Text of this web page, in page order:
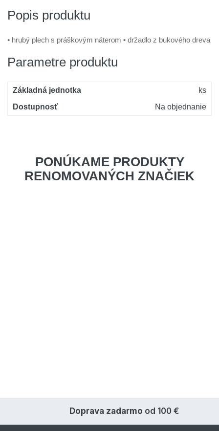
Popis produktu
• hrubý plech s práškovým náterom • držadlo z bukového dreva
Parametre produktu
Základná jednotka
ks
Dostupnosť
Na objednanie
PONÚKAME PRODUKTY
RENOMOVANÝCH ZNAČIEK
Doprava zadarmo od 100 €